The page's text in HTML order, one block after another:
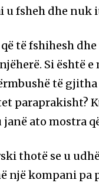
u fsheh dhe nuk
që të fshihesh
Si është
të gjitha
paraprakisht?
janë ato mostra
thotë se u
një kompani pa